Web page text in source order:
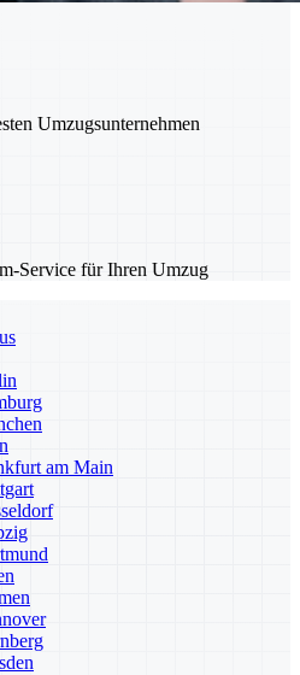
Umzugsunternehmen
Service für Ihren Umzug
am Main